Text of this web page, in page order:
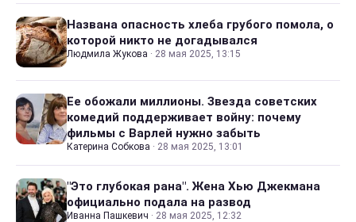
Названа опасность хлеба грубого помола, о
которой никто не догадывался
Людмила Жукова · 28 мая 2025, 13:15
Ее обожали миллионы. Звезда советских
комедий поддерживает войну: почему
фильмы с Варлей нужно забыть
Катерина Собкова · 28 мая 2025, 13:01
"Это глубокая рана". Жена Хью Джекмана
официально подала на развод
Иванна Пашкевич · 28 мая 2025, 12:32